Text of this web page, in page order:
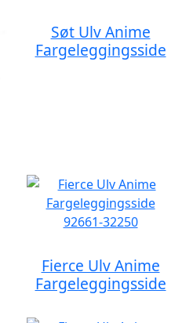
Søt Ulv Anime
Fargeleggingsside
Fierce Ulv Anime
Fargeleggingsside